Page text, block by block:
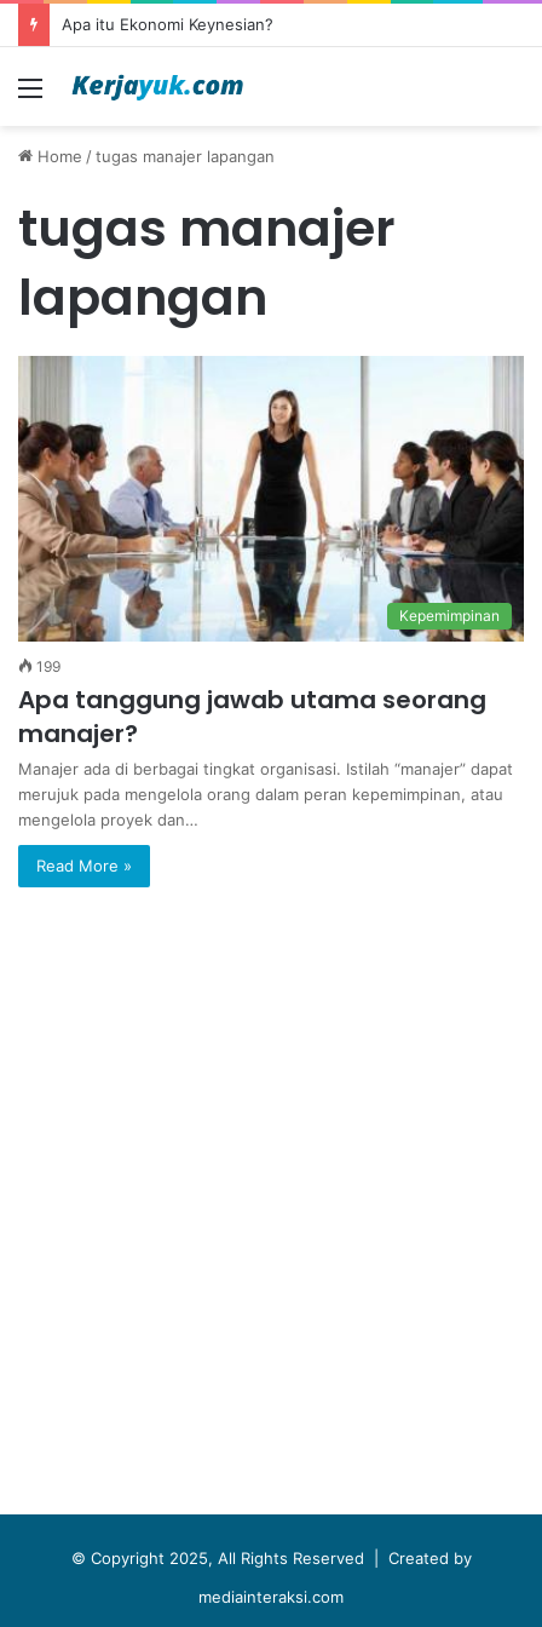
Apa itu Ekonomi Keynesian?
Menu
Home /tugas manajer lapangan
tugas manajer
lapangan
Kepemimpinan
199
Apa tanggung jawab utama seorang
manajer?
Manajer ada di berbagai tingkat organisasi. Istilah “manajer” dapat
merujuk pada mengelola orang dalam peran kepemimpinan, atau
mengelola proyek dan…
Read More »
© Copyright 2025, All Rights Reserved | Created by
mediainteraksi.com